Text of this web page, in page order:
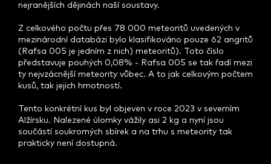
nejranějších dějinách naší soustavy.
Z celkového počtu přes 78 000 meteoritů uvedených v
mezinárodní databázi bylo klasifikováno pouze 62 angritů
(Rafsa 005 je jedním z nich) meteoritů). Toto číslo
představuje pouhých 0,08% - Rafsa 005 se tak řadí mezi
ty nejvzácnější meteority vůbec. A to jak celkovým počtem
kusů, tak jejich hmotností.
Tento konkrétní kus byl objeven v roce 2023 v severním
Alžírsku. Nalezené úlomky vážily asi 2 kg a nyní jsou
součástí soukromých sbírek a na trhu s meteority tak
prakticky není dostupná.